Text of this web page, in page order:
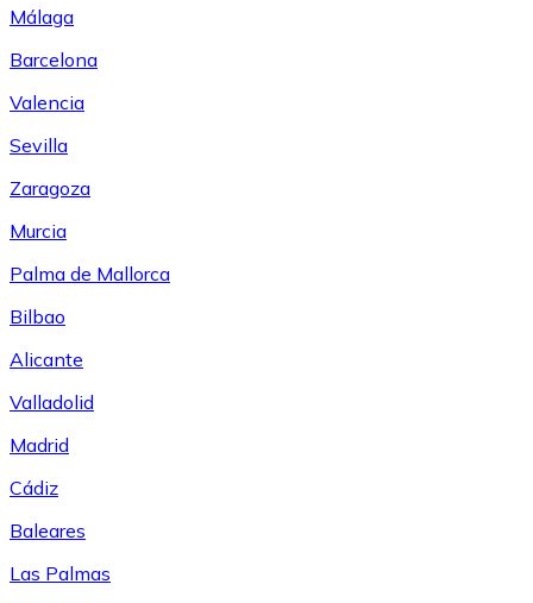
Málaga
Barcelona
Valencia
Sevilla
Zaragoza
Murcia
Palma de Mallorca
Bilbao
Alicante
Valladolid
Madrid
Cádiz
Baleares
Las Palmas